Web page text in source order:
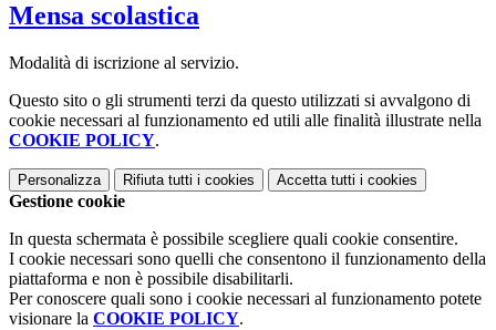
Mensa scolastica
Modalità di iscrizione al servizio.
Questo sito o gli strumenti terzi da questo utilizzati si avvalgono di
cookie necessari al funzionamento ed utili alle finalità illustrate nella
COOKIE POLICY.
Personalizza Rifiuta tutti i cookies Accetta tutti i cookies
Gestione cookie
In questa schermata è possibile scegliere quali cookie consentire.
I cookie necessari sono quelli che consentono il funzionamento della
piattaforma e non è possibile disabilitarli.
Per conoscere quali sono i cookie necessari al funzionamento potete
visionare la COOKIE POLICY.